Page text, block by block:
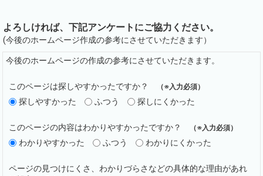
よろしければ、下記アンケートにご協力ください。
(今後のホームページ作成の参考にさせていただきます）
今後のホームページの作成の参考にさせていただきます。
このページは探しやすかったですか？ （※入力必須）
探しやすかった ふつう 探しにくかった
このページの内容はわかりやすかったですか？ （※入力必須）
わかりやすかった ふつう わかりにくかった
ページの見つけにくさ、わかりづらさなどの具体的な理由があれ